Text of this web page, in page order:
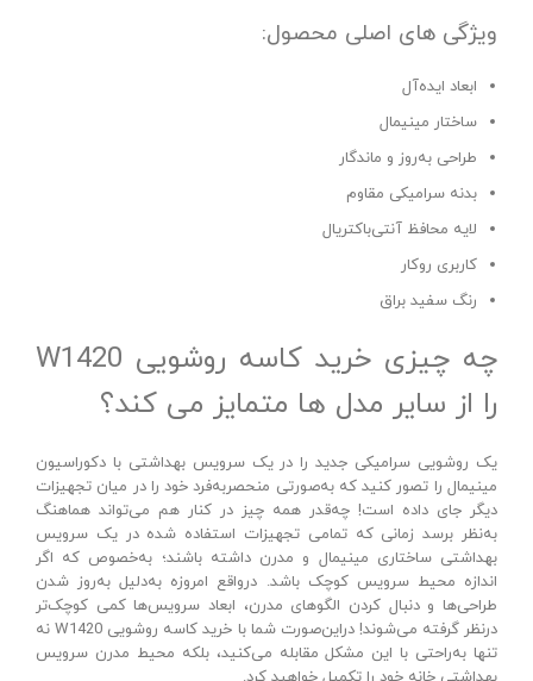
ویژگی‌ های اصلی محصول:
ابعاد ایده‌آل
ساختار مینیمال
طراحی به‌روز و ماندگار
بدنه سرامیکی مقاوم
لایه محافظ آنتی‌باکتریال
کاربری روکار
رنگ سفید براق
چه چیزی خرید کاسه روشویی W1420
را از سایر مدل‌ ها متمایز می‌ کند؟
یک روشویی سرامیکی جدید را در یک سرویس بهداشتی با دکوراسیون
مینیمال را تصور کنید که به‌صورتی منحصربه‌فرد خود را در میان تجهیزات
دیگر جای داده است! چه‌قدر همه‌ چیز در کنار هم می‌تواند هماهنگ
به‌نظر برسد زمانی که تمامی تجهیزات استفاده شده در یک سرویس
بهداشتی ساختاری مینیمال و مدرن داشته باشند؛ به‌خصوص که اگر
اندازه محیط سرویس کوچک باشد. درواقع امروزه به‌دلیل به‌روز شدن
طراحی‌ها و دنبال کردن الگوهای مدرن، ابعاد سرویس‌ها کمی کوچک‌تر
درنظر گرفته می‌شوند! دراین‌صورت شما با خرید کاسه روشویی W1420 نه
تنها به‌راحتی با این مشکل مقابله می‌کنید، بلکه محیط مدرن سرویس